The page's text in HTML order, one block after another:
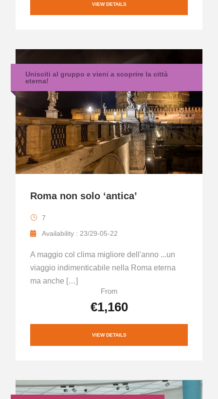
VIEW DETAILS
Unisciti al gruppo e vieni a scoprire la città
eterna!
Roma non solo ‘antica’
7
Availability : 23/29-05-22
A maggio col clima migliore dell'anno ...un
viaggio indimenticabile nella Roma eterna
ma anche […]
From
€1,160
VIEW DETAILS